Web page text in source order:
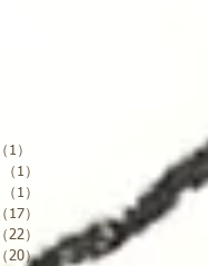
（1）
（1）
（1）
（17）
17件の記事
（22）
22件の記事
（20）20件の記事